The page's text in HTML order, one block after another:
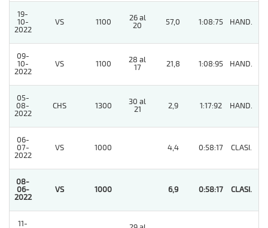
19-
10-
2022
VS 1100
26 al
20
57,0 1:08:75 HAND.
09-
10-
2022
VS 1100
28 al
17
21,8 1:08:95 HAND.
05-
08-
2022
CHS 1300
30 al
21
2,9 1:17:92 HAND.
06-
07-
2022
VS 1000 4,4 0:58:17 CLASI.
08-
06-
2022
VS 1000 6,9 0:58:17 CLASI.
11-